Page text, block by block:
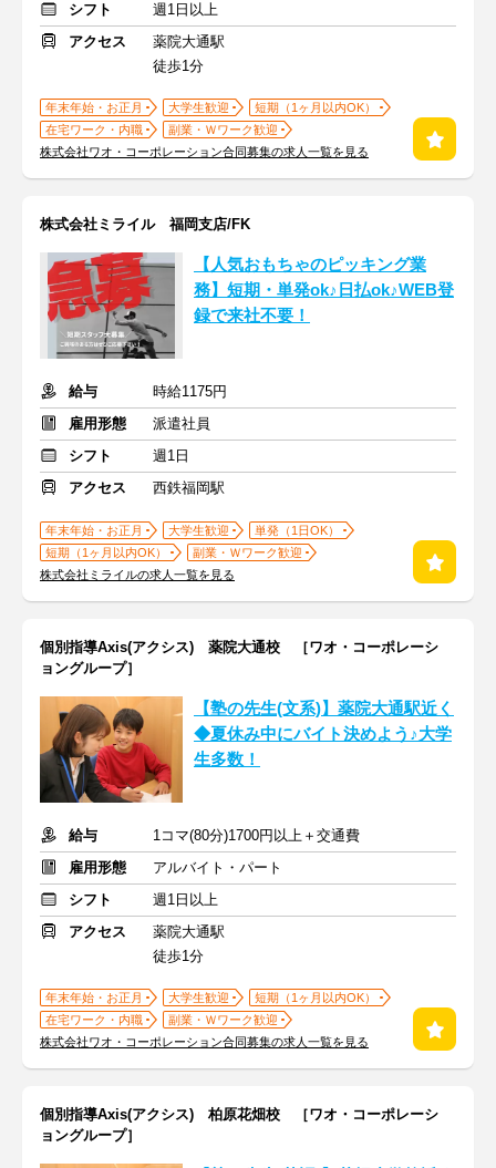
シフト
週1日以上
アクセス
薬院大通駅
徒歩1分
年末年始・お正月 大学生歓迎
短期（1ヶ月以内OK）
在宅ワーク・内職
副業・Ｗワーク歓迎
株式会社ワオ・コーポレーション合同募集の求人一覧を見る
株式会社ミライル 福岡支店/FK
【人気おもちゃのピッキング業
務】短期・単発ok♪日払ok♪WEB登
録で来社不要！
給与
時給1175円
雇用形態
派遣社員
シフト
週1日
アクセス
西鉄福岡駅
年末年始・お正月 大学生歓迎
単発（1日OK）
短期（1ヶ月以内OK）
副業・Ｗワーク歓迎
株式会社ミライルの求人一覧を見る
個別指導Axis(アクシス) 薬院大通校 ［ワオ・コーポレーシ
ョングループ］
【塾の先生(文系)】薬院大通駅近く
◆夏休み中にバイト決めよう♪大学
生多数！
給与
1コマ(80分)1700円以上＋交通費
雇用形態
アルバイト・パート
シフト
週1日以上
アクセス
薬院大通駅
徒歩1分
年末年始・お正月 大学生歓迎
短期（1ヶ月以内OK）
在宅ワーク・内職
副業・Ｗワーク歓迎
株式会社ワオ・コーポレーション合同募集の求人一覧を見る
個別指導Axis(アクシス) 柏原花畑校 ［ワオ・コーポレーシ
ョングループ］